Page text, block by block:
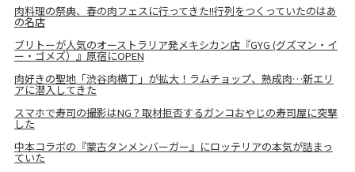
肉料理の祭典、春の肉フェスに行ってきた!!行列をつくっていたのはあ
の名店
ブリトーが人気のオーストラリア発メキシカン店『GYG (グズマン・イ
ー・ゴメズ）』原宿にOPEN
肉好きの聖地「渋谷肉横丁」が拡大！ラムチョップ、熟成肉…新エリ
アに潜入してきた
スマホで寿司の撮影はNG？取材拒否するガンコおやじの寿司屋に突撃
した
中本コラボの『蒙古タンメンバーガー』にロッテリアの本気が詰まっ
ていた